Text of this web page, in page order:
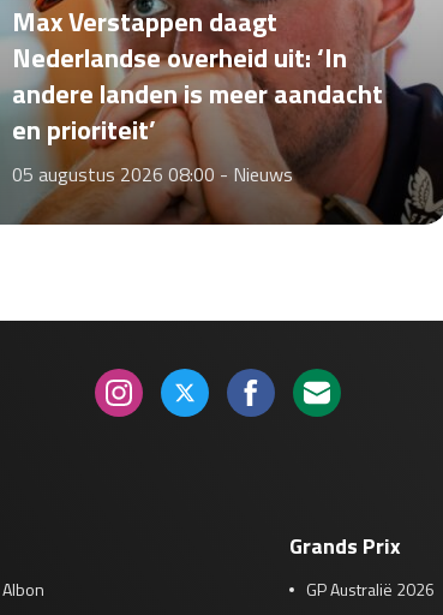
Max Verstappen daagt
Nederlandse overheid uit: ‘In
andere landen is meer aandacht
en prioriteit’
05 augustus 2026 08:00 - Nieuws
Grands Prix
GP Australië 2026